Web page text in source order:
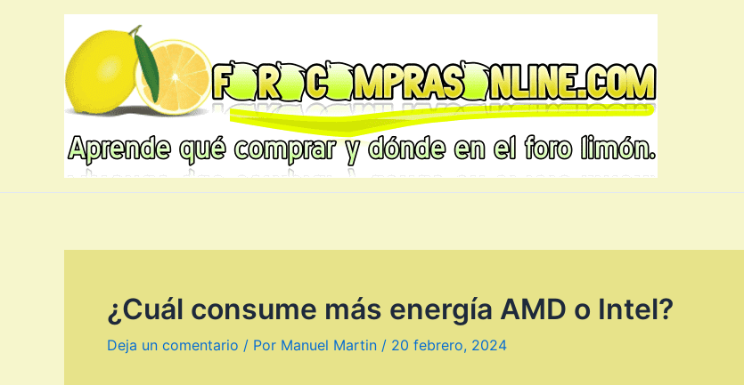
¿Cuál consume más energía AMD o Intel?
Deja un comentario / Por Manuel Martin / 20 febrero, 2024